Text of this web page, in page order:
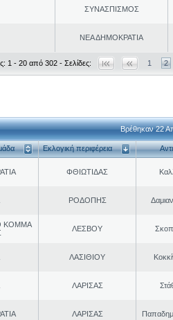
ΣΥΝΑΣΠΙΣΜΟΣ
ΝΕΑ ΔΗΜΟΚΡΑΤΙΑ
1 - 20 από 302 - Σελίδες: 1 2
Βρέθηκαν 22
Εκλογική περιφέρεια
ΦΘΙΩΤΙΔΑΣ
ΡΟΔΟΠΗΣ
ΚΟΜΜΑ
ΛΕΣΒΟΥ
ΛΑΣΙΘΙΟΥ
ΛΑΡΙΣΑΣ
ΛΑΡΙΣΑΣ